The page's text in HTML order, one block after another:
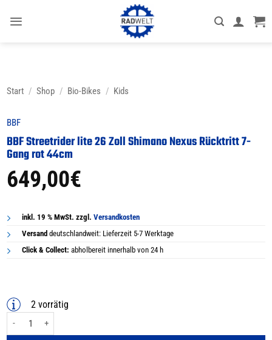
Inhalt
Start / Shop / Bio-Bikes / Kids
BBF
BBF Streetrider lite 26 Zoll Shimano Nexus Rücktritt 7-
Gang rot 44cm
649,00€
inkl. 19 % MwSt. zzgl.Versandkosten
Versand deutschlandweit: Lieferzeit 5-7 Werktage
Click & Collect: abholbereit innerhalb von 24 h
2 vorrätig